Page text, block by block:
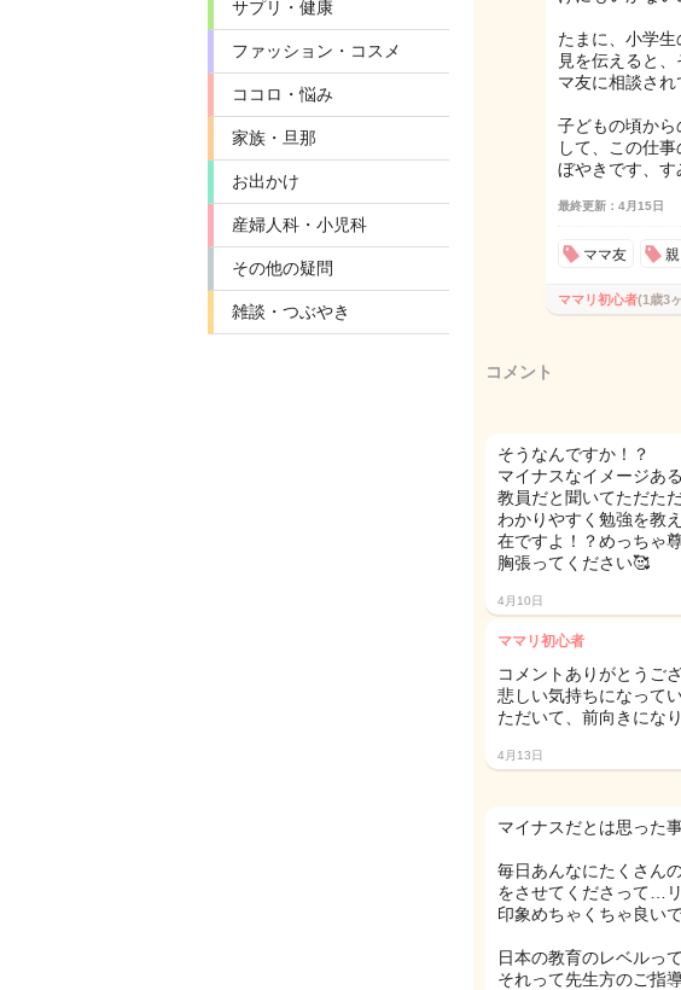
サプリ・健康
ファッション・コスメ
ココロ・悩み
家族・旦那
お出かけ
産婦人科・小児科
その他の疑問
雑談・つぶやき
たまに、小学
見を伝えると
マ友に相談され
子どもの頃か
して、この仕
ぼやきです、す
最終更新：4月15日
ママ友 親
ママリ初心者(1歳3
コメント
そうなんですか！？
マイナスなイメージあ
教員だと聞いてただた
わかりやすく勉強を教
在ですよ！？めっちゃ
胸張ってください🥰
4月10日
ママリ初心者
コメントありがとうご
悲しい気持ちになって
ただいて、前向きにな
4月13日
マイナスだとは思った
毎日あんなにたくさん
をさせてくださって…
印象めちゃくちゃ良いで
日本の教育のレベルっ
それって先生方のご指